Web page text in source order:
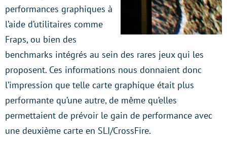
performances graphiques à
l’aide d’utilitaires comme
Fraps, ou bien des
benchmarks intégrés au sein des rares jeux qui les
proposent. Ces informations nous donnaient donc
l’impression que telle carte graphique était plus
performante qu’une autre, de même qu’elles
permettaient de prévoir le gain de performance avec
une deuxième carte en SLI/CrossFire.